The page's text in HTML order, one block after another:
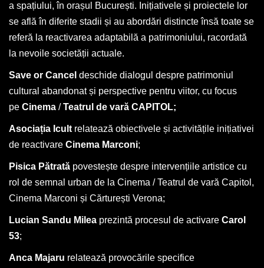
a spațiului, în orașul București. Inițiativele și proiectele lor
se află în diferite stadii și au abordări distincte însă toate se
referă la reactivarea adaptabilă a patrimoniului, racordată
la nevoile societății actuale.
Save or Cancel deschide dialogul despre patrimoniul
cultural abandonat și perspective pentru viitor, cu focus
pe Cinema /Teatrul de vară CAPITOL;
Asociația Icult relatează obiectivele și activitățile inițiativei
de reactivare Cinema Marconi;
Pisica Pătrată povestește despre intervențiile artistice cu
rol de semnal urban de la Cinema / Teatrul de vară Capitol,
Cinema Marconi și Cărturești Verona;
Lucian Sandu Milea prezintă procesul de activare Carol
53;
Anca Majaru relatează provocările specifice